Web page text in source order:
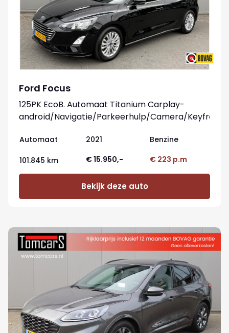
Ford Focus
125PK EcoB. Automaat Titanium Carplay-
android/Navigatie/Parkeerhulp/Camera/Keyfree
Automaat 2021 Benzine
101.845 km € 15.950,- € 223 p.m
Bekijk deze auto